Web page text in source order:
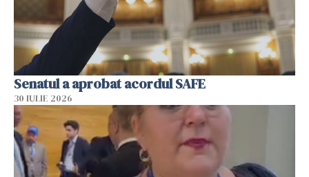
Senatul a aprobat acordul SAFE
30 IULIE 2026